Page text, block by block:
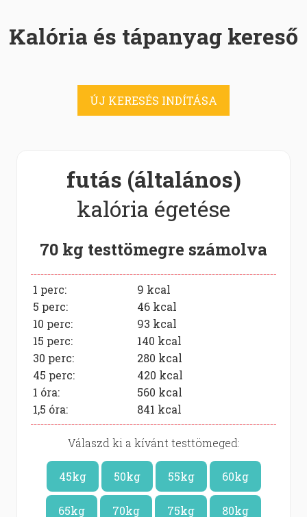
Kalória és tápanyag kereső
ÚJ KERESÉS INDÍTÁSA
futás (általános)
kalória égetése
70 kg testtömegre számolva
1 perc: 9 kcal
5 perc:
46 kcal
10 perc:
93 kcal
15 perc:
140 kcal
30 perc:
280 kcal
45 perc:
420 kcal
1 óra:
560 kcal
1,5 óra:
841 kcal
Válaszd ki a kívánt testtömeged:
45kg 50kg 55kg 60kg
65kg 70kg 75kg 80kg